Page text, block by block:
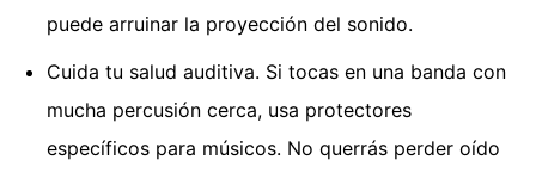
puede arruinar la proyección del sonido.
Cuida tu salud auditiva. Si tocas en una banda con
mucha percusión cerca, usa protectores
específicos para músicos. No querrás perder oído